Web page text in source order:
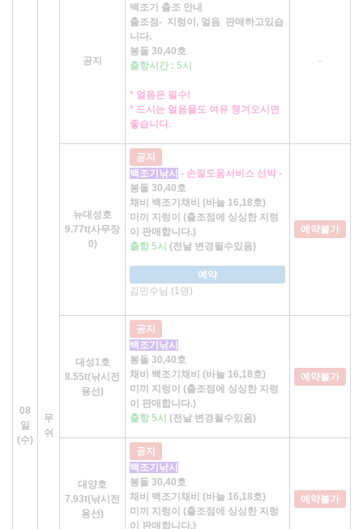
08
일
(수)
무
쉬
공지
백조기 출조 안내
출조점- 지렁이, 얼음 판매하고있습
니다.
봉돌 30,40호
출항시간 : 5시
* 얼음은 필수!
* 드시는 얼음물도 여유 챙겨오시면
좋습니다.
-
뉴대성호
9.77t(사무장
0)
공지
백조기낚시 - 손질도움서비스 선박 -
봉돌 30,40호
채비 백조기채비 (바늘 16,18호)
미끼 지렁이 (출조점에 싱싱한 지렁
이 판매합니다.)
출항 5시 (전날 변경될수있음)
예약
김민수님 (1명)
예약불가
대성1호
8.55t(낚시전
용선)
공지
백조기낚시
봉돌 30,40호
채비 백조기채비 (바늘 16,18호)
미끼 지렁이 (출조점에 싱싱한 지렁
이 판매합니다.)
출항 5시 (전날 변경될수있음)
예약불가
대양호
7.93t(낚시전
용선)
공지
백조기낚시
봉돌 30,40호
채비 백조기채비 (바늘 16,18호)
미끼 지렁이 (출조점에 싱싱한 지렁
이 판매합니다.)
예약불가